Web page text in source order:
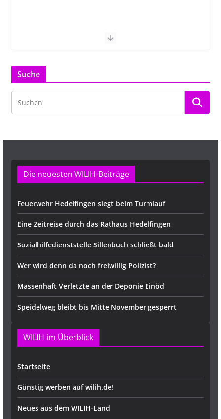
Suche
Die neuesten WILIH-Beiträge
Feuerwehr Hedelfingen siegt beim Turmlauf
Eine Zeitreise durch das Rathaus Hedelfingen
Sozialhilfedienststelle Sillenbuch schließt bald
Wer wird denn da noch freiwillig Polizist?
Massenhaft Verletzte an der Deponie Einöd
Speidelweg bleibt bis Mitte November gesperrt
WILIH im Überblick
Startseite
Günstig werben auf wilih.de!
Neues aus dem WILIH-Land